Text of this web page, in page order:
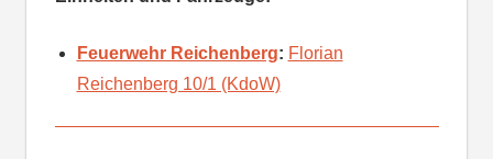
Feuerwehr Reichenberg: Florian
Reichenberg 10/1 (KdoW)